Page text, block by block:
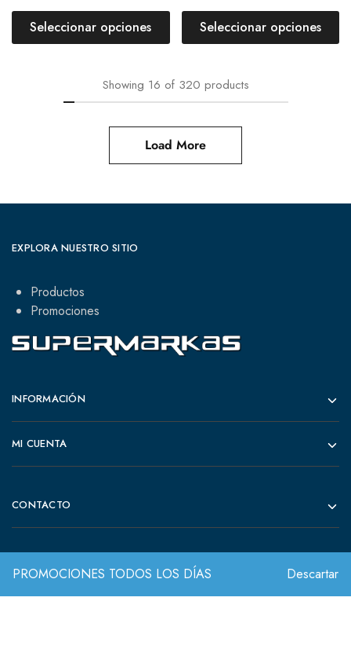
PROMOCIONES TODOS LOS DÍAS Descartar
Seleccionar opciones Seleccionar opciones
Showing 16 of 320 products
Load More
EXPLORA NUESTRO SITIO
Productos
Promociones
INFORMACIÓN
MI CUENTA
CONTACTO